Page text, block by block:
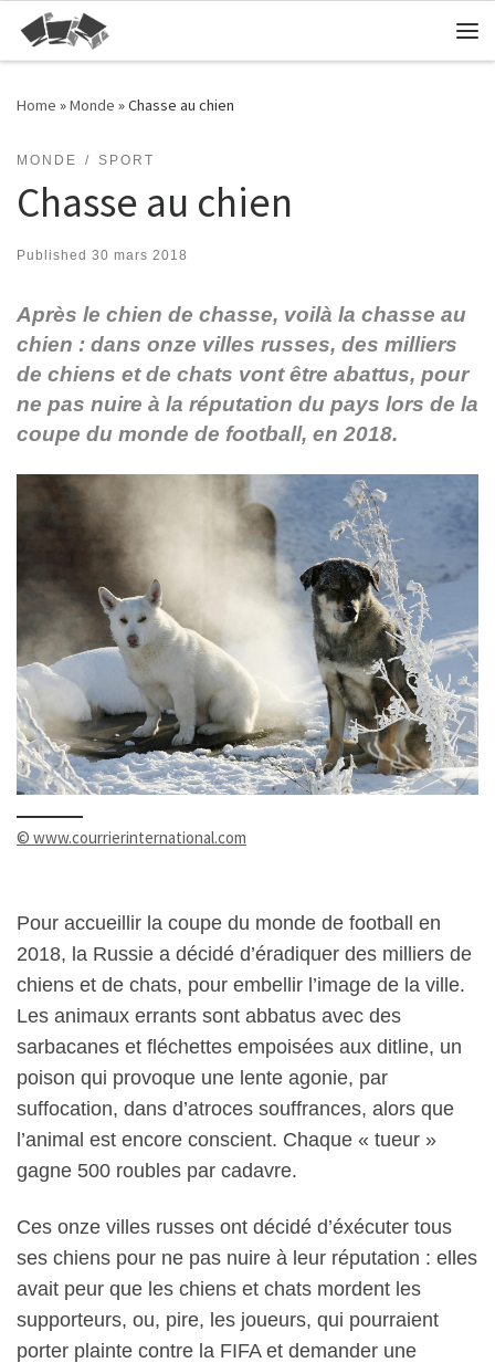
Skip to content
Home »Monde »Chasse au chien
MONDE SPORT
Chasse au chien
Published 30 mars 2018
Après le chien de chasse, voilà la chasse au
chien : dans onze villes russes, des milliers
de chiens et de chats vont être abattus, pour
ne pas nuire à la réputation du pays lors de la
coupe du monde de football, en 2018.
© www.courrierinternational.com
Pour accueillir la coupe du monde de football en
2018, la Russie a décidé d’éradiquer des milliers de
chiens et de chats, pour embellir l’image de la ville.
Les animaux errants sont abbatus avec des
sarbacanes et fléchettes empoisées aux ditline, un
poison qui provoque une lente agonie, par
suffocation, dans d’atroces souffrances, alors que
l’animal est encore conscient. Chaque « tueur »
gagne 500 roubles par cadavre.
Ces onze villes russes ont décidé d’éxécuter tous
ses chiens pour ne pas nuire à leur réputation : elles
avait peur que les chiens et chats mordent les
supporteurs, ou, pire, les joueurs, qui pourraient
porter plainte contre la FIFA et demander une